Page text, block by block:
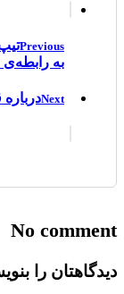
Previous
به
Next
No comment
دیدگاهتان را